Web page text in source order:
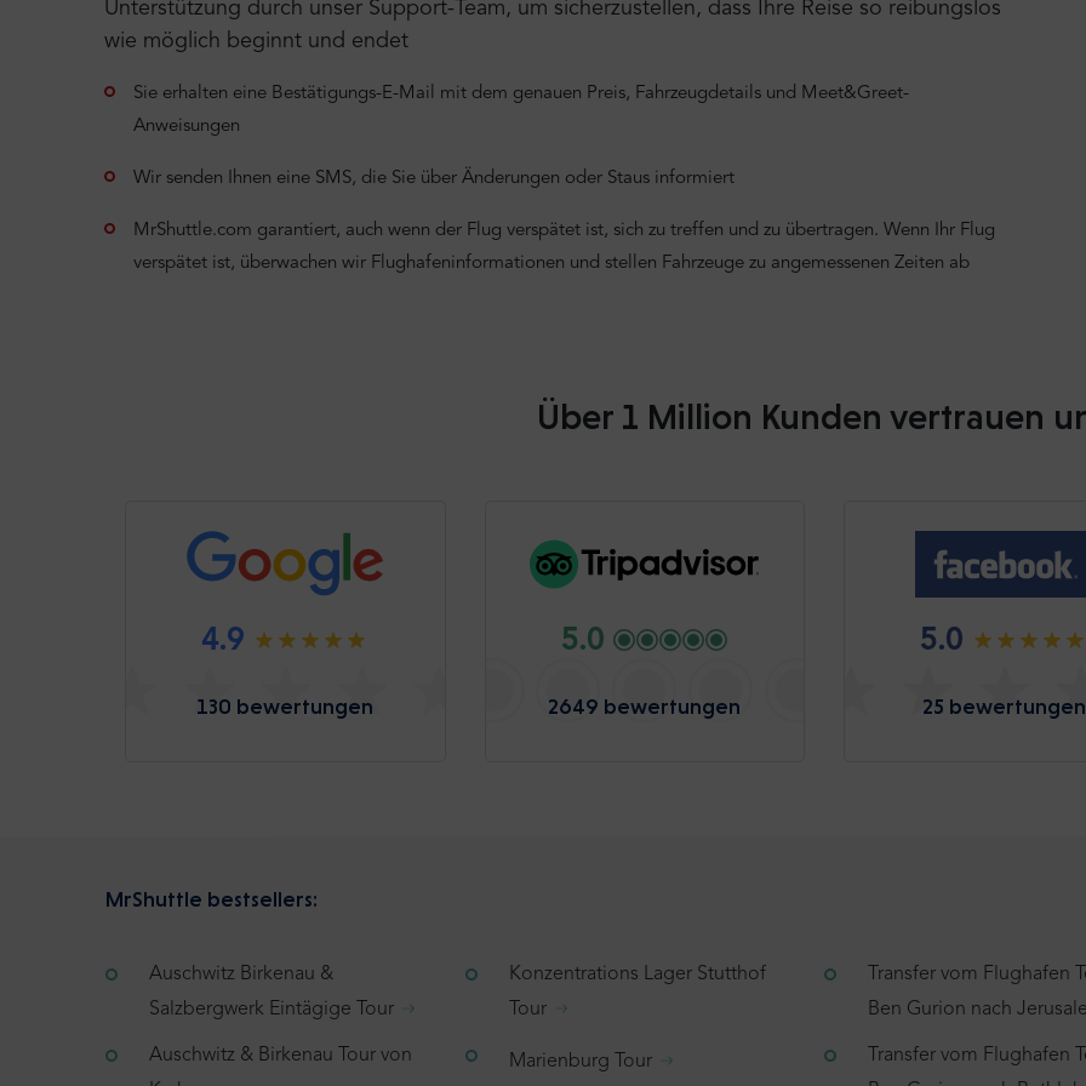
Unterstützung durch unser Support-Team, um sicherzustellen, dass Ihre Reise so reibungslos
wie möglich beginnt und endet
Sie erhalten eine Bestätigungs-E-Mail mit dem genauen Preis, Fahrzeugdetails und Meet&Greet-
Anweisungen
Wir senden Ihnen eine SMS, die Sie über Änderungen oder Staus informiert
MrShuttle.com garantiert, auch wenn der Flug verspätet ist, sich zu treffen und zu übertragen. Wenn Ihr Flug
verspätet ist, überwachen wir Flughafeninformationen und stellen Fahrzeuge zu angemessenen Zeiten ab
Über 1 Million Kunden vertrauen
4.9
130 bewertungen
5.0
2649 bewertungen
5.0
25 bewertungen
MrShuttle bestsellers:
Auschwitz Birkenau &
Salzbergwerk Eintägige Tour
Auschwitz & Birkenau Tour von
Konzentrations Lager Stutthof
Tour
Marienburg Tour
Transfer vom Flughafen
Ben Gurion nach
Transfer vom Flughafen